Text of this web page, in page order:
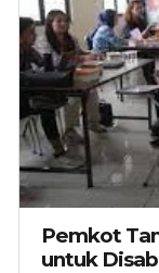
Pemkot
untuk